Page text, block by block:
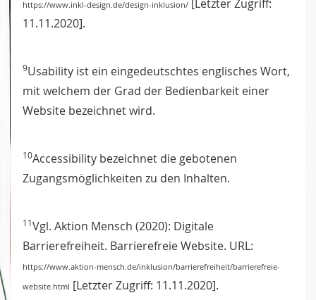
https://www.inkl-design.de/design-inklusion/ [Letzter Zugriff:
11.11.2020].
9Usability ist ein eingedeutschtes englisches Wort,
mit welchem der Grad der Bedienbarkeit einer
Website bezeichnet wird.
10Accessibility bezeichnet die gebotenen
Zugangsmöglichkeiten zu den Inhalten.
11Vgl. Aktion Mensch (2020): Digitale
Barrierefreiheit. Barrierefreie Website. URL:
https://www.aktion-mensch.de/inklusion/barrierefreiheit/barrierefreie-
website.html [Letzter Zugriff: 11.11.2020].